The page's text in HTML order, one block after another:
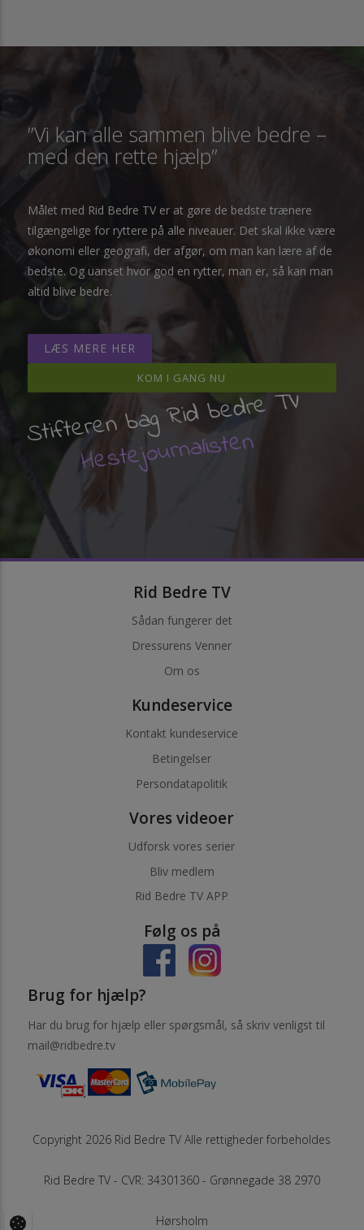
”Vi kan alle sammen blive bedre –
med den rette hjælp”
Målet med Rid Bedre TV er at gøre de bedste trænere
tilgængelige for ryttere på alle niveauer. Det skal ikke være
økonomi eller geografi, der afgør, om man kan lære af de
bedste. Og uanset hvor god en rytter, man er, så kan man
altid blive bedre.
LÆS MERE HER
KOM I GANG NU
Stifteren bag Rid bedre TV
Hestejournalisten
Rid Bedre TV
Sådan fungerer det
Dressurens Venner
Om os
Kundeservice
Kontakt kundeservice
Betingelser
Persondatapolitik
Vores videoer
Udforsk vores serier
Bliv medlem
Rid Bedre TV APP
Følg os på
Brug for hjælp?
Har du brug for hjælp eller spørgsmål, så skriv venligst til
mail@ridbedre.tv
Copyright 2026 Rid Bedre TV Alle rettigheder forbeholdes
Rid Bedre TV - CVR: 34301360 - Grønnegade 38 2970
Hørsholm